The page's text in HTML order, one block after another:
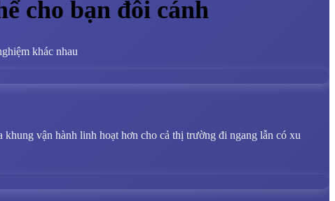
cho bạn đôi cánh
khác nhau
vận hành linh hoạt hơn cho cả thị trường đi ngang lẫn có xu